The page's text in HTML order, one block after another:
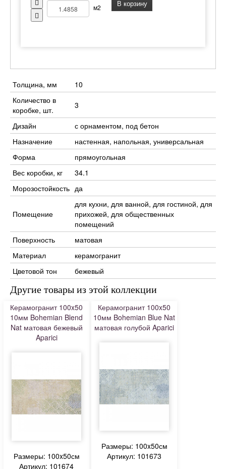
м2 В корзину
Толщина, мм
10
Количество в
коробке, шт.
3
Дизайн
с орнаментом, под бетон
Назначение
настенная, напольная, универсальная
Форма
прямоугольная
Вес коробки, кг
34.1
Морозостойкость да
Помещение
для кухни, для ванной, для гостиной, для
прихожей, для общественных
помещений
Поверхность
матовая
Материал
керамогранит
Цветовой тон
бежевый
Другие товары из этой коллекции
Керамогранит 100x50
10мм Bohemian Blend
Nat матовая бежевый
Aparici
Размеры: 100x50см
Артикул: 101674
Керамогранит 100x50
10мм Bohemian Blue Nat
матовая голубой Aparici
Размеры: 100x50см
Артикул: 101673